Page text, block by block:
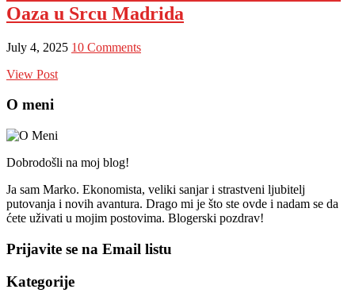
Oaza u Srcu Madrida
July 4, 2025 10 Comments
View Post
O meni
Dobrodošli na moj blog!
Ja sam Marko. Ekonomista, veliki sanjar i strastveni ljubitelj
putovanja i novih avantura. Drago mi je što ste ovde i nadam se da
ćete uživati u mojim postovima. Blogerski pozdrav!
Prijavite se na Email listu
Kategorije